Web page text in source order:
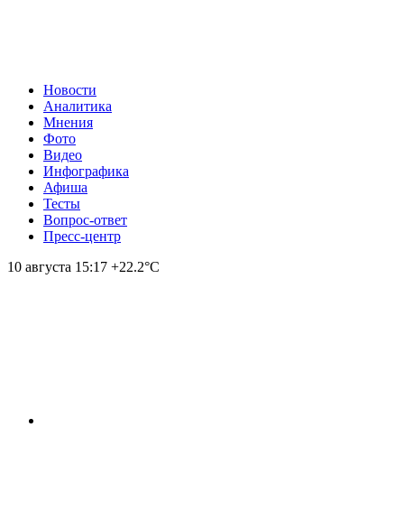
Новости
Аналитика
Мнения
Фото
Видео
Инфографика
Афиша
Тесты
Вопрос-ответ
Пресс-центр
10 августа 15:17 +22.2°С